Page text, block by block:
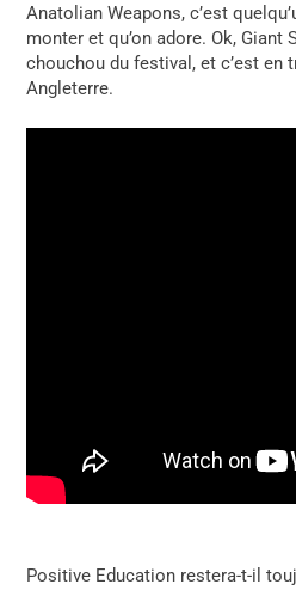
Anatolian Weapons, c’est
monter et qu’on adore. Ok, Giant
chouchou du festival, et c’est en
Angleterre.
Positive Education restera-t-il